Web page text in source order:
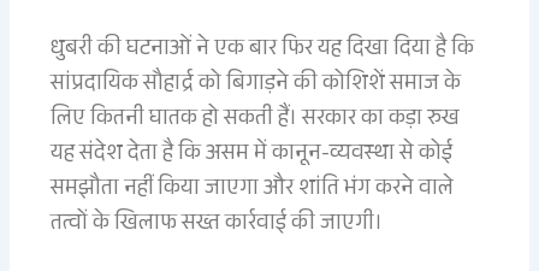
धुबरी की घटनाओं ने एक बार फिर यह दिखा दिया है कि
सांप्रदायिक सौहार्द्र को बिगाड़ने की कोशिशें समाज के
लिए कितनी घातक हो सकती हैं। सरकार का कड़ा रुख
यह संदेश देता है कि असम में कानून-व्यवस्था से कोई
समझौता नहीं किया जाएगा और शांति भंग करने वाले
तत्वों के खिलाफ सख्त कार्रवाई की जाएगी।